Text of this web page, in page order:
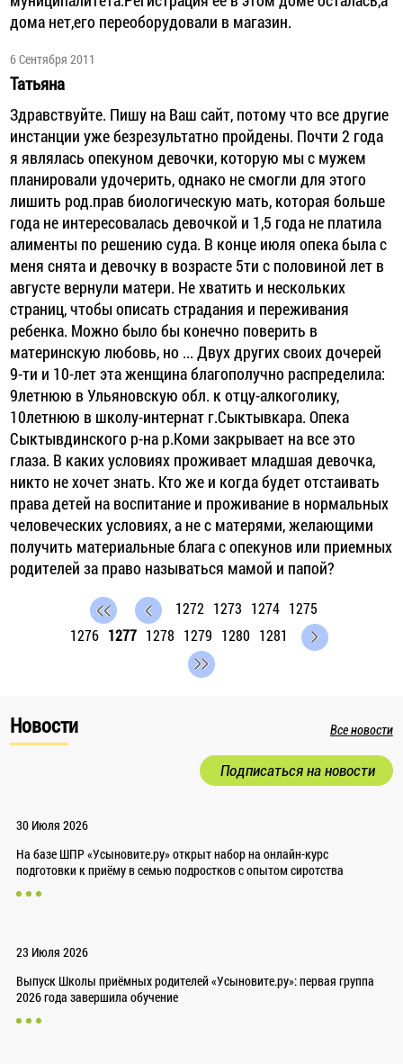
дома нет,его переоборудовали в магазин.
6 Сентября 2011
Татьяна
Здравствуйте. Пишу на Ваш сайт, потому что все другие
инстанции уже безрезультатно пройдены. Почти 2 года
я являлась опекуном девочки, которую мы с мужем
планировали удочерить, однако не смогли для этого
лишить род.прав биологическую мать, которая больше
года не интересовалась девочкой и 1,5 года не платила
алименты по решению суда. В конце июля опека была с
меня снята и девочку в возрасте 5ти с половиной лет в
августе вернули матери. Не хватить и нескольких
страниц, чтобы описать страдания и переживания
ребенка. Можно было бы конечно поверить в
материнскую любовь, но ... Двух других своих дочерей
9-ти и 10-лет эта женщина благополучно распределила:
9летнюю в Ульяновскую обл. к отцу-алкоголику,
10летнюю в школу-интернат г.Сыктывкара. Опека
Сыктывдинского р-на р.Коми закрывает на все это
глаза. В каких условиях проживает младшая девочка,
никто не хочет знать. Кто же и когда будет отстаивать
права детей на воспитание и проживание в нормальных
человеческих условиях, а не с матерями, желающими
получить материальные блага с опекунов или приемных
родителей за право называться мамой и папой?
1272 1273 1274 1275
1276 1277 1278 1279 1280 1281
Новости Все новости
Подписаться на новости
30 Июля 2026
На базе ШПР «Усыновите.ру» открыт набор на онлайн-курс
подготовки к приёму в семью подростков с опытом сиротства
23 Июля 2026
Выпуск Школы приёмных родителей «Усыновите.ру»: первая группа
2026 года завершила обучение